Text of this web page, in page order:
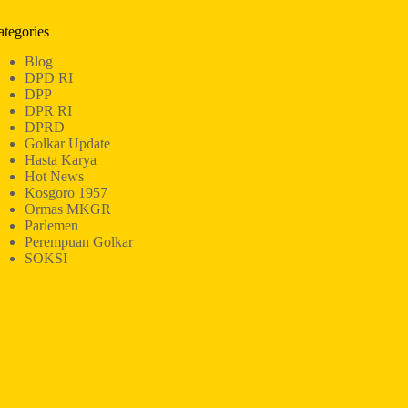
Blog
DPD RI
DPP
DPR RI
DPRD
Golkar Update
Hasta Karya
Hot News
Kosgoro 1957
Ormas MKGR
Parlemen
Perempuan Golkar
SOKSI